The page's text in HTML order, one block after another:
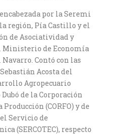
por la Seremi
región, Pía Castillo y el
de Asociatividad y
Ministerio de Economía
Navarro. Contó con las
Acosta del
Agropecuario
Dubó de la Corporación
(CORFO) y de
Servicio de
(SERCOTEC), respecto